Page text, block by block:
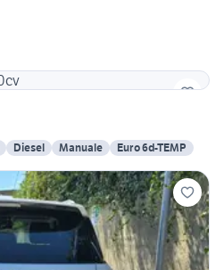
Diesel Manuale Euro 6d-TEMP